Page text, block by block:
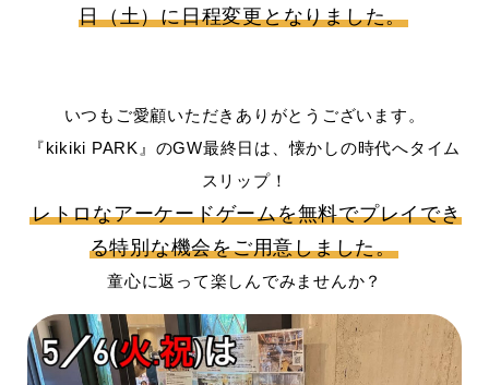
日（土）に日程変更となりました。
いつもご愛顧いただきありがとうございます。
『kikiki PARK』のGW最終日は、懐かしの時代へタイム
スリップ！
レトロなアーケードゲームを無料でプレイでき
る特別な機会をご用意しました。
童心に返って楽しんでみませんか？